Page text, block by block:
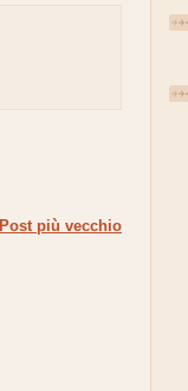
Post più vecchio